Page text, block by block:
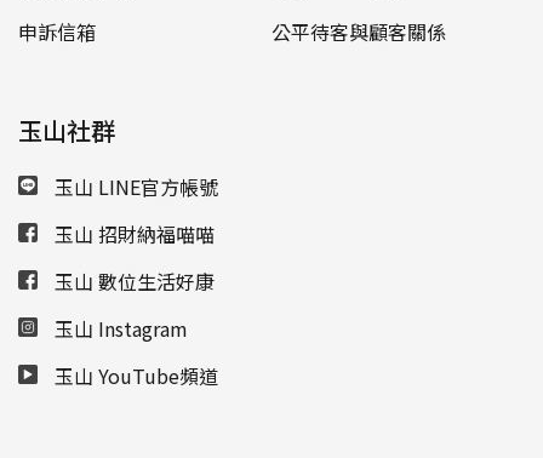
申訴信箱
公平待客與顧客關係
玉山社群
玉山 LINE官方帳號
玉山 招財納福喵喵
玉山 數位生活好康
玉山 Instagram
玉山 YouTube頻道